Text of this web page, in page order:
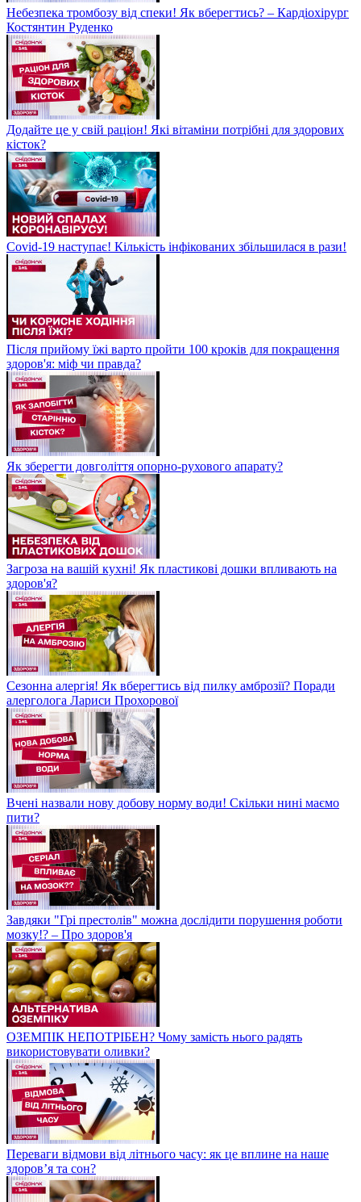
Небезпека тромбозу від спеки! Як вберегтись? – Кардіохірург
Костянтин Руденко
Додайте це у свій раціон! Які вітаміни потрібні для здорових
кісток?
Covid-19 наступає! Кількість інфікованих збільшилася в рази!
Після прийому їжі варто пройти 100 кроків для покращення
здоров'я: міф чи правда?
Як зберегти довголіття опорно-рухового апарату?
Загроза на вашій кухні! Як пластикові дошки впливають на
здоров'я?
Сезонна алергія! Як вберегтись від пилку амброзії? Поради
алерголога Лариси Прохорової
Вчені назвали нову добову норму води! Скільки нині маємо
пити?
Завдяки "Грі престолів" можна дослідити порушення роботи
мозку!? – Про здоров'я
ОЗЕМПІК НЕПОТРІБЕН? Чому замість нього радять
використовувати оливки?
Переваги відмови від літнього часу: як це вплине на наше
здоров’я та сон?